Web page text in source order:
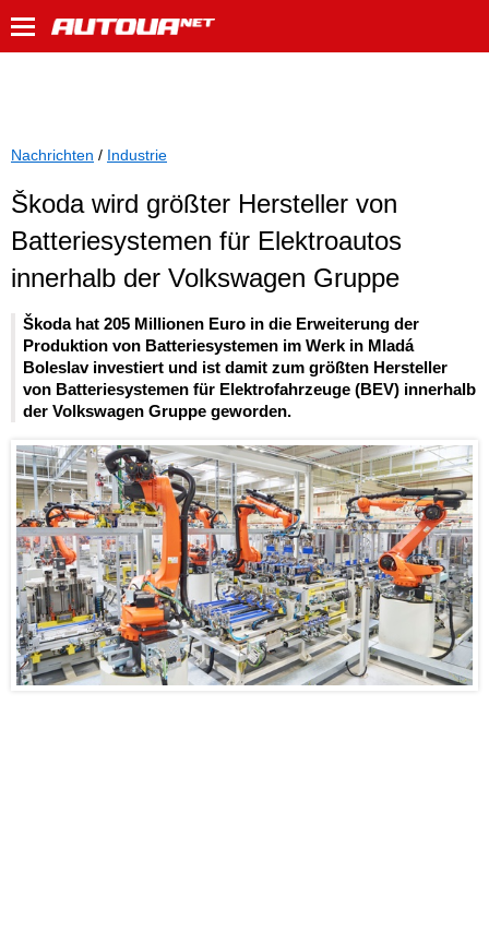
Nachrichten / Industrie
Škoda wird größter Hersteller von
Batteriesystemen für Elektroautos
innerhalb der Volkswagen Gruppe
Škoda hat 205 Millionen Euro in die Erweiterung der
Produktion von Batteriesystemen im Werk in Mladá
Boleslav investiert und ist damit zum größten Hersteller
von Batteriesystemen für Elektrofahrzeuge (BEV) innerhalb
der Volkswagen Gruppe geworden.